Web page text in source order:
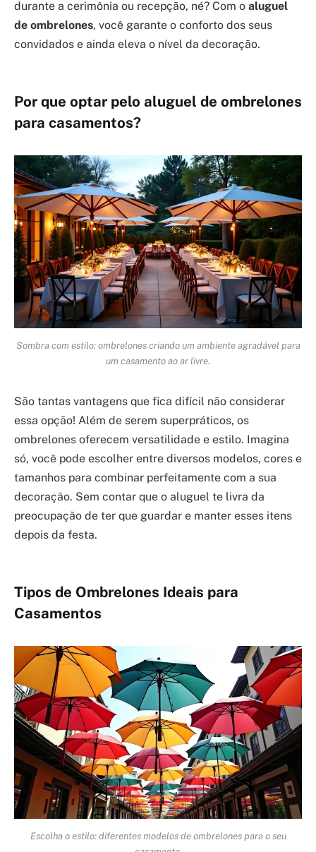
durante a cerimônia ou recepção, né? Com o aluguel
de ombrelones, você garante o conforto dos seus
convidados e ainda eleva o nível da decoração.
Por que optar pelo aluguel de ombrelones
para casamentos?
Sombra com estilo: ombrelones criando um ambiente agradável para
um casamento ao ar livre.
São tantas vantagens que fica difícil não considerar
essa opção! Além de serem superpráticos, os
ombrelones oferecem versatilidade e estilo. Imagina
só, você pode escolher entre diversos modelos, cores e
tamanhos para combinar perfeitamente com a sua
decoração. Sem contar que o aluguel te livra da
preocupação de ter que guardar e manter esses itens
depois da festa.
Tipos de Ombrelones Ideais para
Casamentos
Escolha o estilo: diferentes modelos de ombrelones para o seu